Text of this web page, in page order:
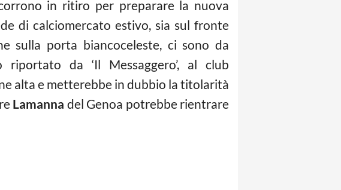
in ritiro per preparare la nuova
di calciomercato estivo, sia sul fronte
sulla porta biancoceleste, ci sono da
da ‘Il Messaggero’, al club
alta e metterebbe in dubbio la titolarità
Lamanna del Genoa potrebbe rientrare